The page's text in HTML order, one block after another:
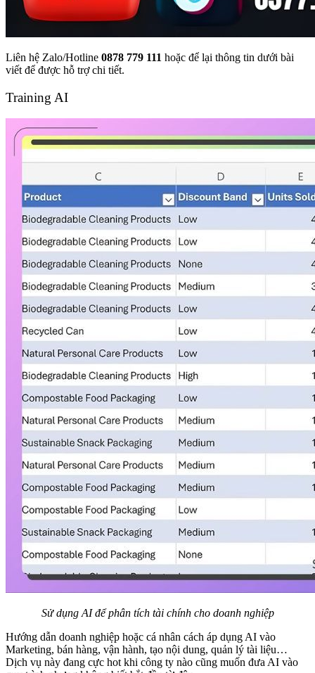
Liên hệ Zalo/Hotline 0878 779 111 hoặc để lại thông tin dưới bài
viết để được hỗ trợ chi tiết.
Training AI
Sử dụng AI để phân tích tài chính cho doanh nghiệp
Hướng dẫn doanh nghiệp hoặc cá nhân cách áp dụng AI vào
Marketing, bán hàng, vận hành, tạo nội dung, quản lý tài liệu…
Dịch vụ này đang cực hot khi công ty nào cũng muốn đưa AI vào